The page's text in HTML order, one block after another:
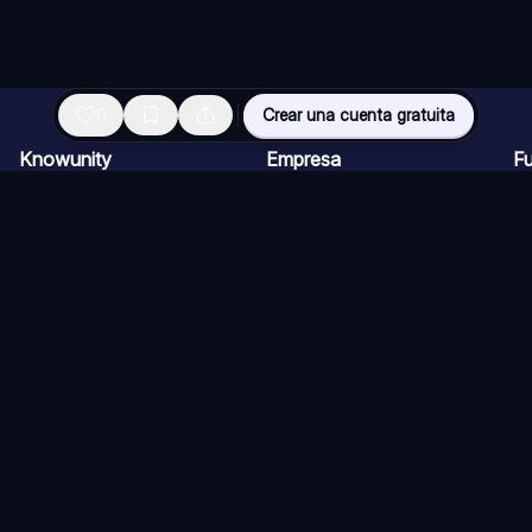
Crear una cuenta gratuita
Knowunity Empresa